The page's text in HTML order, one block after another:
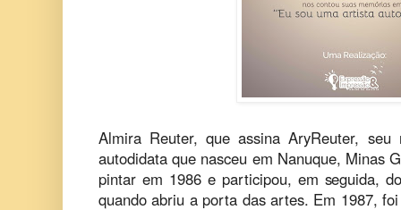
Almira Reuter, que assina AryReuter,
autodidata que nasceu em Nanuque, Minas
pintar em 1986 e participou, em seguida,
quando abriu a porta das artes. Em 1987,